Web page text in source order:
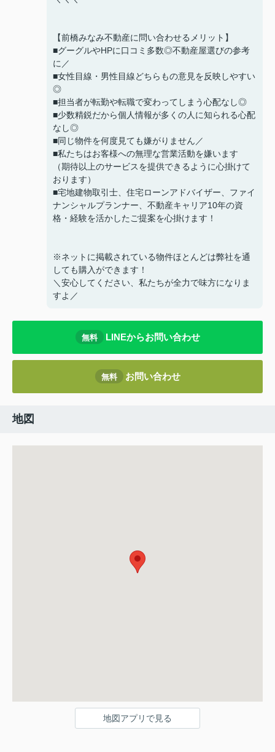
【前橋みなみ不動産に問い合わせるメリット】
■グーグルやHPに口コミ多数◎不動産屋選びの参考
に／
■女性目線・男性目線どちらもの意見を反映しやすい
◎
■担当者が転勤や転職で変わってしまう心配なし◎
■少数精鋭だから個人情報が多くの人に知られる心配
なし◎
■同じ物件を何度見ても嫌がりません／
■私たちはお客様への無理な営業活動を嫌います
（期待以上のサービスを提供できるように心掛けて
おります）
■宅地建物取引士、住宅ローンアドバイザー、ファイ
ナンシャルプランナー、不動産キャリア10年の資
格・経験を活かしたご提案を心掛けます！
※ネットに掲載されている物件ほとんどは弊社を通
しても購入ができます！
＼安心してください、私たちが全力で味方になりま
すよ／
無料 LINEからお問い合わせ
無料 お問い合わせ
地図
地図アプリで見る